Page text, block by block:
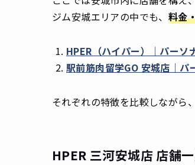
ジム安城エリアの中でも、 料金
HPER（ハイパー）｜パーソ
駅前筋肉留学GO 安城店｜パ
それぞれの特徴を比較しながら
HPER 三河安城店 店舗